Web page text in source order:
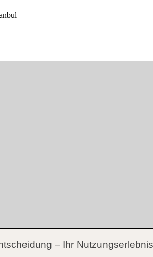
– Ihr